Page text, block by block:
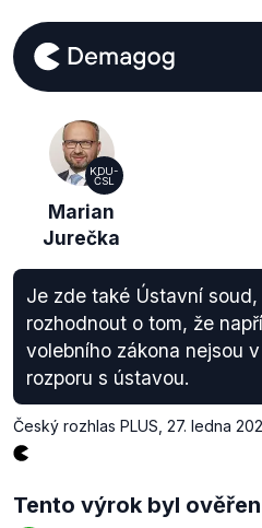
KDU-
ČSL
Marian
Jurečka
Je zde také Ústavní
rozhodnout o tom, že
volebního zákona nejsou
rozporu s ústavou.
Český rozhlas PLUS 27. ledna
Tento výrok byl